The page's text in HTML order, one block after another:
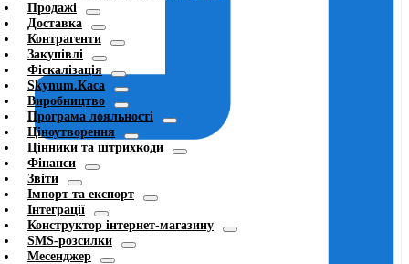
Продажі
Доставка
Контрагенти
Закупівлі
Фіскалізація
Skynum.Каса
Виробництво
Програма лояльності
Ціноутворення
Цінники та штрихкоди
Фінанси
Звіти
Імпорт та експорт
Інтеграції
Конструктор інтернет-магазину
SMS-розсилки
Месенджер